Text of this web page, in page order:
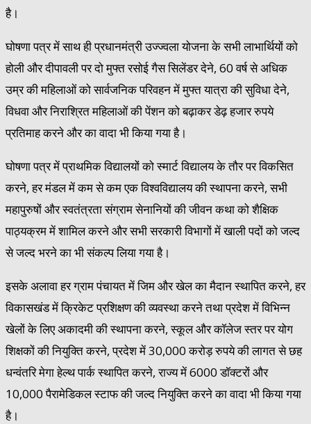
है।
घोषणा पत्र में साथ ही प्रधानमंत्री उज्ज्वला योजना के सभी लाभार्थियों को
होली और दीपावली पर दो मुफ्त रसोई गैस सिलेंडर देने, 60 वर्ष से अधिक
उम्र की महिलाओं को सार्वजनिक परिवहन में मुफ्त यात्रा की सुविधा देने,
विधवा और निराश्रित महिलाओं की पेंशन को बढ़ाकर डेढ़ हजार रुपये
प्रतिमाह करने और का वादा भी किया गया है।
घोषणा पत्र में प्राथमिक विद्यालयों को स्मार्ट विद्यालय के तौर पर विकसित
करने, हर मंडल में कम से कम एक विश्वविद्यालय की स्थापना करने, सभी
महापुरुषों और स्वतंत्रता संग्राम सेनानियों की जीवन कथा को शैक्षिक
पाठ्यक्रम में शामिल करने और सभी सरकारी विभागों में खाली पदों को जल्द
से जल्द भरने का भी संकल्प लिया गया है।
इसके अलावा हर ग्राम पंचायत में जिम और खेल का मैदान स्थापित करने, हर
विकासखंड में क्रिकेट प्रशिक्षण की व्यवस्था करने तथा प्रदेश में विभिन्न
खेलों के लिए अकादमी की स्थापना करने, स्कूल और कॉलेज स्तर पर योग
शिक्षकों की नियुक्ति करने, प्रदेश में 30,000 करोड़ रुपये की लागत से छह
धन्वंतरि मेगा हेल्थ पार्क स्थापित करने, राज्य में 6000 डॉक्टरों और
10,000 पैरामेडिकल स्टाफ की जल्द नियुक्ति करने का वादा भी किया गया
है।